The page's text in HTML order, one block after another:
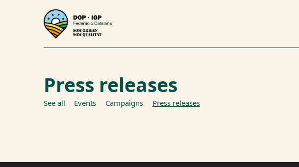
Press releases
See all Events Campaigns Press releases